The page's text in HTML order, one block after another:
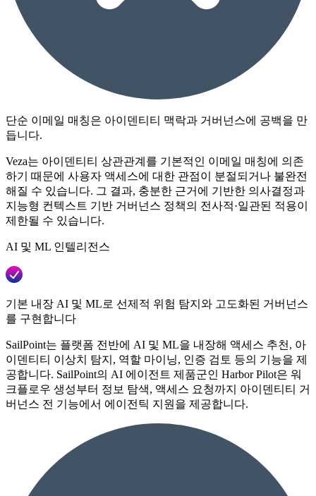
단순 이메일 매칭은 아이덴티티 맥락과 거버넌스에 공백을 만
듭니다.
Veza는 아이덴티티 상관관계를 기본적인 이메일 매칭에 의존
하기 때문에 사용자 액세스에 대한 관점이 분절되거나 불완전
해질 수 있습니다. 그 결과, 충분한 근거에 기반한 의사결정과
지능형 컨텍스트 기반 거버넌스 정책의 전사적·일관된 적용이
제한될 수 있습니다.
AI 및 ML 인텔리전스
기본 내장 AI 및 ML로 선제적 위험 탐지와 고도화된 거버넌스
를 구현합니다
SailPoint는 플랫폼 전반에 AI 및 ML을 내장해 액세스 추천, 아
이덴티티 이상치 탐지, 역할 마이닝, 인증 검토 등의 기능을 제
공합니다. SailPoint의 AI 에이전트 제품군인 Harbor Pilot은 워
크플로우 생성부터 정보 탐색, 액세스 요청까지 아이덴티티 거
버넌스 전 기능에서 에이전틱 지원을 제공합니다.